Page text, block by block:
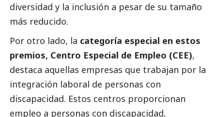
diversidad y la inclusión a pesar de su tamaño
más reducido.
Por otro lado, la categoría especial en estos
premios, Centro Especial de Empleo (CEE),
destaca aquellas empresas que trabajan por la
integración laboral de personas con
discapacidad. Estos centros proporcionan
empleo a personas con discapacidad,